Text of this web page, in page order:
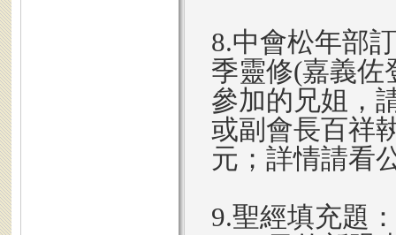
8.中會松年部
季靈修(嘉義
參加的兄姐，
或副會長百祥
元；詳情請看
9.聖經填充題